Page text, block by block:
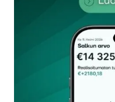
kentät on merkitty*
Kommentti*